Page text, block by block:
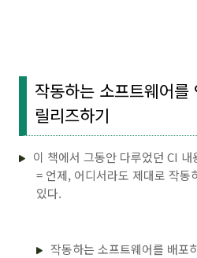
작동하는 소프트웨어
릴리즈하기
이 책에서 그동안 다루었던 CI
= 언제, 어디서라도 제대로 작동
있다.
작동하는 소프트웨어를 배포